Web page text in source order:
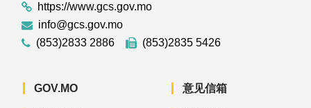
https://www.gcs.gov.mo
info@gcs.gov.mo
(853)2833 2886
(853)2835 5426
GOV.MO 意见信箱